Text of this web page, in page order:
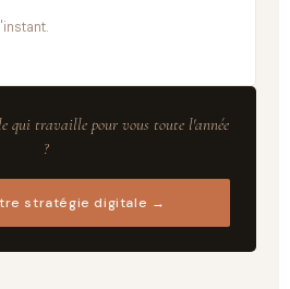
qui travaille pour vous toute l'année
?
stratégie digitale →